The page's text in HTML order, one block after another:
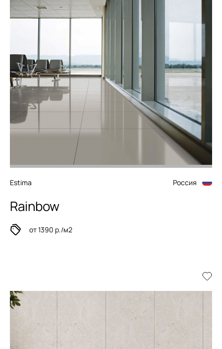
Estima Россия
Rainbow
от 1390 р./м2